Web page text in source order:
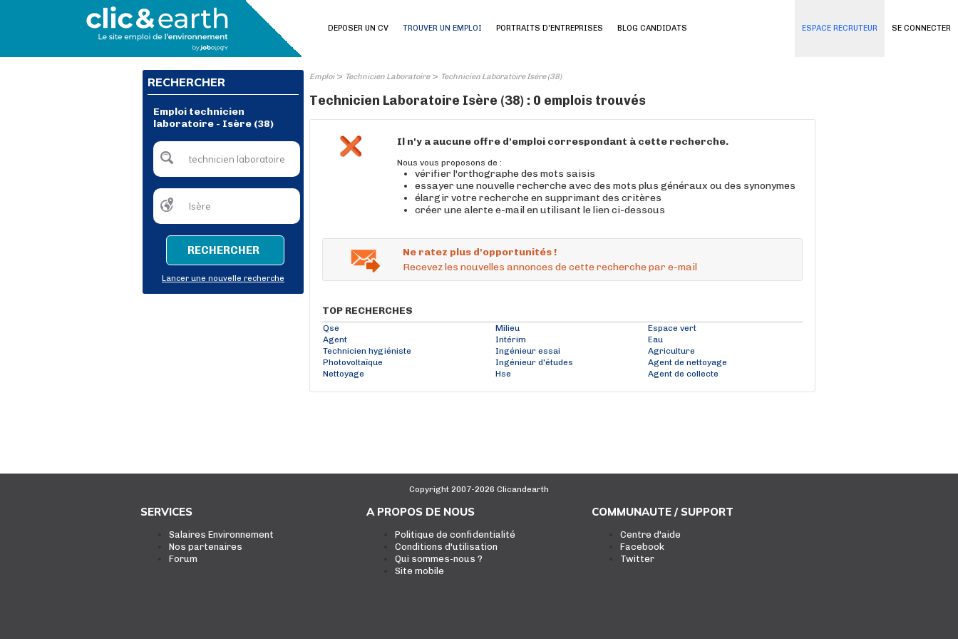
SE CONNECTER
DEPOSER UN CV TROUVER UN EMPLOI PORTRAITS D'ENTREPRISES BLOG CANDIDATS ESPACE RECRUTEUR
RECHERCHER
Emploi technicien
laboratoire - Isère (38)
RECHERCHER
Lancer une nouvelle recherche
Emploi> Technicien Laboratoire> Technicien Laboratoire Isère (38)
Technicien Laboratoire Isère (38) : 0 emplois trouvés
Il n'y a aucune offre d'emploi correspondant à cette recherche.
Nous vous proposons de :
vérifier l'orthographe des mots saisis
essayer une nouvelle recherche avec des mots plus généraux ou des synonymes
élargir votre recherche en supprimant des critères
créer une alerte e-mail en utilisant le lien ci-dessous
Ne ratez plus d'opportunités !
Recevez les nouvelles annonces de cette recherche par e-mail
TOP RECHERCHES
Qse Milieu
Espace vert
Agent
Intérim
Eau
Technicien hygiéniste
Ingénieur essai
Agriculture
Photovoltaïque
Ingénieur d'études
Agent de nettoyage
Nettoyage
Hse Agent de collecte
Copyright 2007-2026 Clicandearth
SERVICES
Salaires Environnement
Nos partenaires
Forum
A PROPOS DE NOUS
Politique de confidentialité
Conditions d'utilisation
Qui sommes-nous ?
Site mobile
COMMUNAUTE / SUPPORT
Centre d'aide
Facebook
Twitter